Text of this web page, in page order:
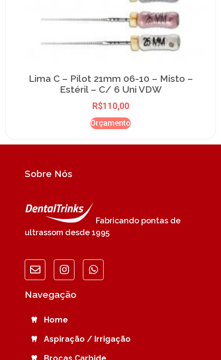
Lima C – Pilot 21mm 06-10 – Misto –
Estéril – C/ 6 Uni VDW
R$110,00
Orçamento
Sobre Nós
Fabricando pontas de
ultrassom desde 1995
Navegação
Home
Aspiração / Irrigação
Brocas Carbide